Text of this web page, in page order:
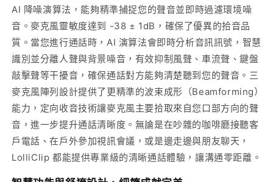
AI 降噪演算法，能夠精準捕捉您的聲音並即時過濾環境噪
音。麥克風靈敏度達到 -38 ± 1dB，確保了優異的拾音品
質。當您進行通話時，AI 演算法會即時分析音訊訊號，智慧
識別並分離人聲與背景噪音，有效抑制風聲、車流聲、鍵盤
敲擊聲等干擾音，確保通話對方能夠清楚聽到您的聲音。三
麥克風陣列設計提供了更精準的波束成形（Beamforming）
能力，定向收音技術讓麥克風主要拾取來自您口部方向的聲
音，進一步提升通話清晰度。無論是在吵雜的咖啡廳接聽客
戶電話、在戶外參加視訊會議，或是邊走邊與朋友聊天，
LolliClip 都能提供專業級的清晰通話體驗，讓溝通零距離。